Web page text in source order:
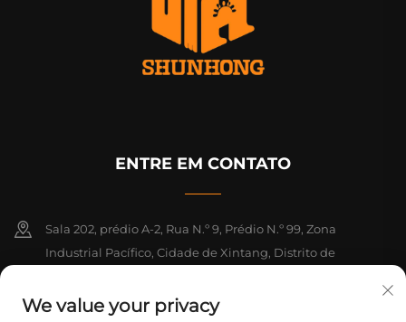
ENTRE EM CONTATO
Sala 202, prédio A-2, Rua N.º 9, Prédio N.º 99, Zona
Industrial Pacífico, Cidade de Xintang, Distrito de
+86-18925142858
We value your privacy